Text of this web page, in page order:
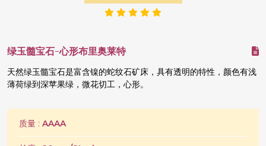
绿玉髓宝石-心形布里奥莱特
天然绿玉髓宝石是富含镍的蛇纹石矿床，具有透明的特性，颜色有浅
薄荷绿到深苹果绿，微花切工，心形。
质量 : AAAA